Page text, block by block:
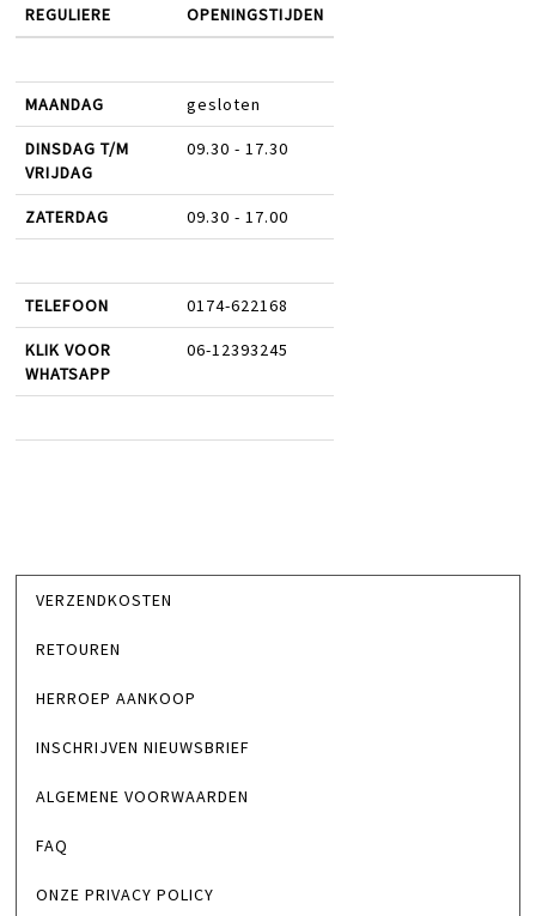
REGULIERE OPENINGSTIJDEN
MAANDAG gesloten
DINSDAG T/M
VRIJDAG
09.30 - 17.30
ZATERDAG 09.30 - 17.00
TELEFOON 0174-622168
KLIK VOOR
WHATSAPP
06-12393245
VERZENDKOSTEN
RETOUREN
HERROEP AANKOOP
INSCHRIJVEN NIEUWSBRIEF
ALGEMENE VOORWAARDEN
FAQ
ONZE PRIVACY POLICY